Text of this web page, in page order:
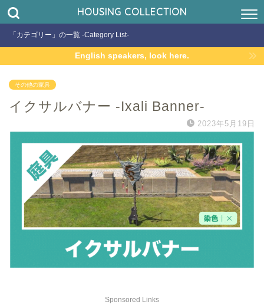
HOUSING COLLECTION
「カテゴリー」の一覧 -Category List-
English speakers, look here.
その他の家具
イクサルバナー -Ixali Banner-
2023年5月19日
Sponsored Links